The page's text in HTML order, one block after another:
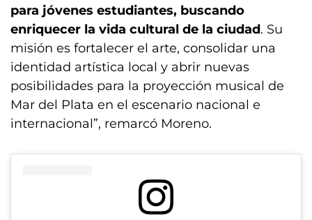
para jóvenes estudiantes, buscando
enriquecer la vida cultural de la ciudad. Su
misión es fortalecer el arte, consolidar una
identidad artística local y abrir nuevas
posibilidades para la proyección musical de
Mar del Plata en el escenario nacional e
internacional”, remarcó Moreno.